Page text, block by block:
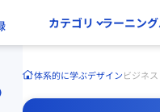
カテゴリ ラーニン
体系的に学ぶデザインビジネ